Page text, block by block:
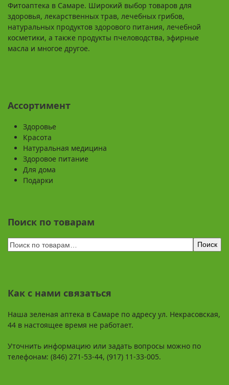
Фитоаптека в Самаре. Широкий выбор товаров для
здоровья, лекарственных трав, лечебных грибов,
натуральных продуктов здорового питания, лечебной
косметики, а также продукты пчеловодства, эфирные
масла и многое другое.
Ассортимент
Здоровье
Красота
Натуральная медицина
Здоровое питание
Для дома
Подарки
Поиск по товарам
Поиск
Как с нами связаться
Наша зеленая аптека в Самаре по адресу ул. Некрасовская,
44 в настоящее время не работает.
Уточнить информацию или задать вопросы можно по
телефонам: (846) 271-53-44, (917) 11-33-005.